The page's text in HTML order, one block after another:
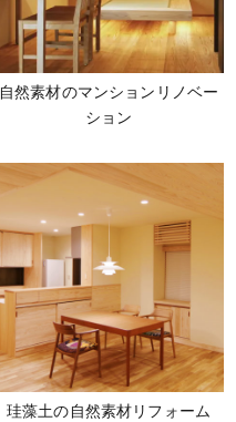
自然素材のマンションリノベー
ション
珪藻土の自然素材リフォーム